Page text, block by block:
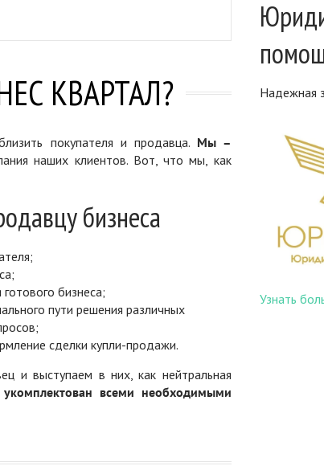
КВАРТАЛ?
покупателя и продавца. Мы –
наших клиентов. Вот, что мы, как
бизнеса
готового бизнеса;
пути решения различных
сделки купли-продажи.
и выступаем в них, как нейтральная
всеми необходимыми
Надежная
Узнать